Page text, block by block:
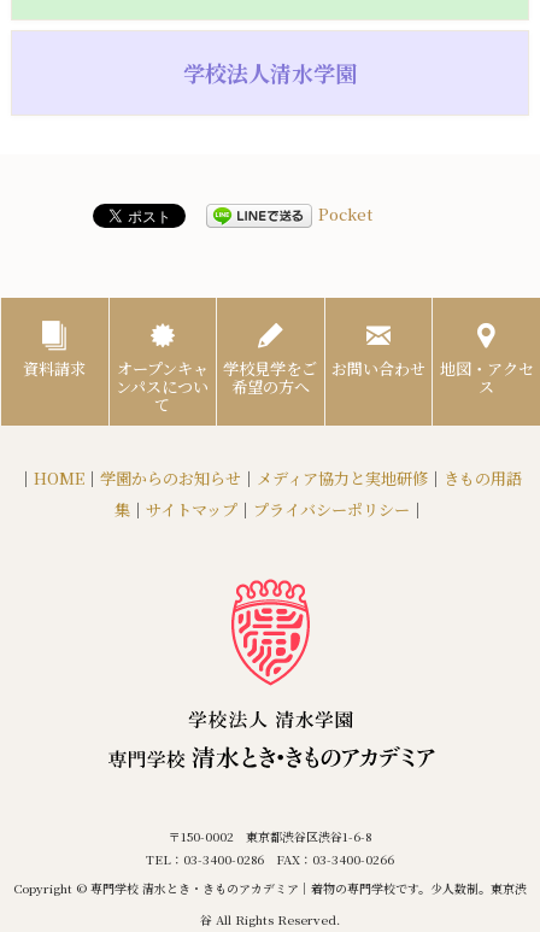
学校法人清水学園
Pocket
資料請求 オープンキャ
ンパスについ
て
学校見学をご
希望の方へ
お問い合わせ 地図・アクセ
ス
｜ HOME ｜ 学園からのお知らせ ｜ メディア協力と実地研修 ｜ きもの用語
集 ｜ サイトマップ ｜ プライバシーポリシー ｜
〒150-0002 東京都渋谷区渋谷1-6-8
TEL：03-3400-0286 FAX：03-3400-0266
Copyright © 専門学校 清水とき・きものアカデミア｜着物の専門学校です。少人数制。東京渋
谷 All Rights Reserved.